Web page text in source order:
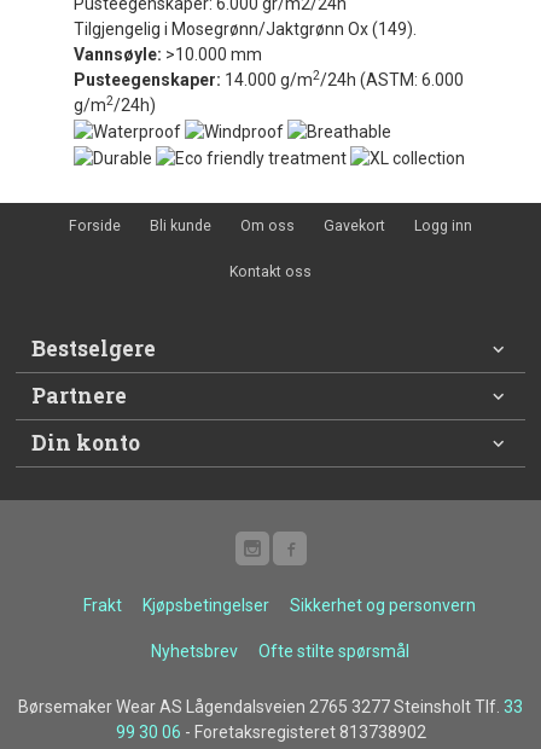
Pusteegenskaper: 6.000 gr/m2/24h
Tilgjengelig i Mosegrønn/Jaktgrønn Ox (149).
Vannsøyle: >10.000 mm
Pusteegenskaper: 14.000 g/m2/24h (ASTM: 6.000
g/m2/24h)
Forside Bli kunde Om oss Gavekort Logg inn
Kontakt oss
Bestselgere
Partnere
Din konto
Frakt Kjøpsbetingelser Sikkerhet og personvern
Nyhetsbrev Ofte stilte spørsmål
Børsemaker Wear AS Lågendalsveien 2765 3277 Steinsholt Tlf. 33
99 30 06 - Foretaksregisteret 813738902